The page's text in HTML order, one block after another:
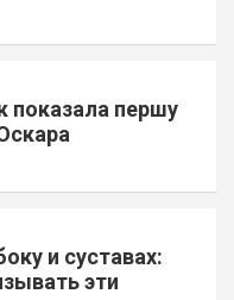
показала першу
и суставах:
эти